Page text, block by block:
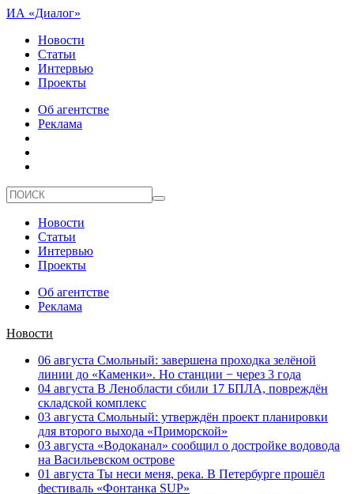
ИА «Диалог»
Новости
Статьи
Интервью
Проекты
Об агентстве
Реклама
Новости
Статьи
Интервью
Проекты
Об агентстве
Реклама
Новости
06 августа Смольный: завершена проходка зелёной
линии до «Каменки». Но станции − через 3 года
04 августа В Ленобласти сбили 17 БПЛА, повреждён
складской комплекс
03 августа Смольный: утверждён проект планировки
для второго выхода «Приморской»
03 августа «Водоканал» сообщил о достройке водовода
на Васильевском острове
01 августа Ты неси меня, река. В Петербурге прошёл
фестиваль «Фонтанка SUP»